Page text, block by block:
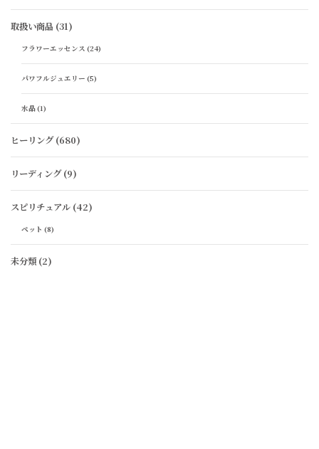
取扱い商品 (31)
フラワーエッセンス (24)
パワフルジュエリー (5)
水晶(1)
ヒーリング(680)
リーディング(9)
スピリチュアル (42)
ペット (8)
未分類 (2)